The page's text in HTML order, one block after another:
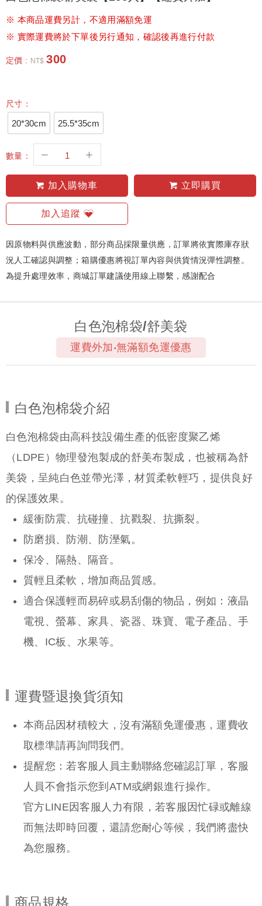
※ 本商品運費另計，不適用滿額免運
※ 實際運費將於下單後另行通知，確認後再進行付款
定價 : NT$ 300
尺寸：
20*30cm 25.5*35cm
數量：
加入購物車 立即購買
加入追蹤
因原物料與供應波動，部分商品採限量供應，訂單將依實際庫存狀
況人工確認與調整；箱購優惠將視訂單內容與供貨情況彈性調整。
為提升處理效率，商城訂單建議使用線上聯繫，感謝配合
白色泡棉袋/舒美袋
運費外加‧無滿額免運優惠
白色泡棉袋介紹
白色泡棉袋由高科技設備生產的低密度聚乙烯
（LDPE）物理發泡製成的舒美布製成，也被稱為舒
美袋，呈純白色並帶光澤，材質柔軟輕巧，提供良好
的保護效果。
緩衝防震、抗碰撞、抗戳裂、抗撕裂。
防磨損、防潮、防溼氣。
保冷、隔熱、隔音。
質輕且柔軟，增加商品質感。
適合保護輕而易碎或易刮傷的物品，例如：液晶
電視、螢幕、家具、瓷器、珠寶、電子產品、手
機、IC板、水果等。
運費暨退換貨須知
本商品因材積較大，沒有滿額免運優惠，運費收
取標準請再詢問我們。
商品規格